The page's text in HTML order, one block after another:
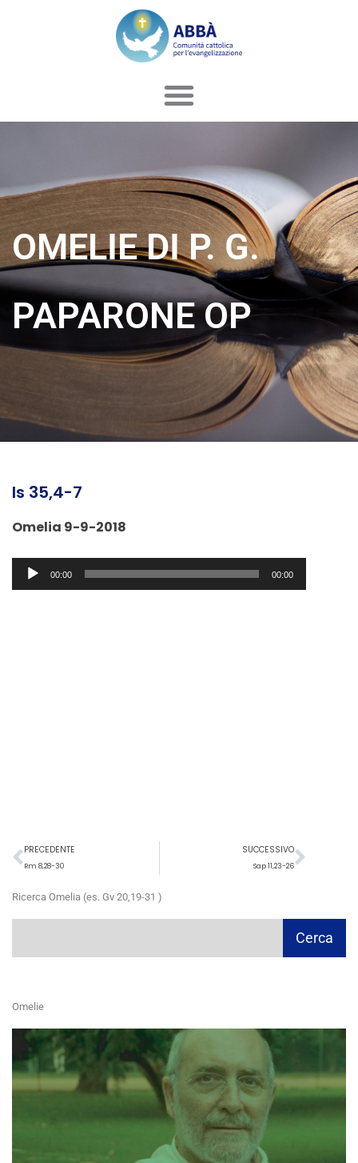
OMELIE DI P. G.
PAPARONE OP
Is 35,4-7
Omelia 9-9-2018
Audio
Player00:00 00:00
Precedente
PRECEDENTE
Rm 8,28-30
SUCCESSIVO
Sap 11,23-26
Ricerca Omelia (es. Gv 20,19-31 )
Cerca
Omelie